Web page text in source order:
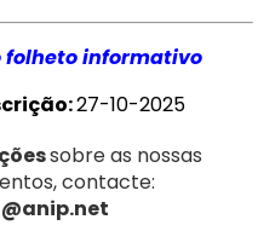
folheto informativo
27-10-2025
sobre as nossas
contacte: